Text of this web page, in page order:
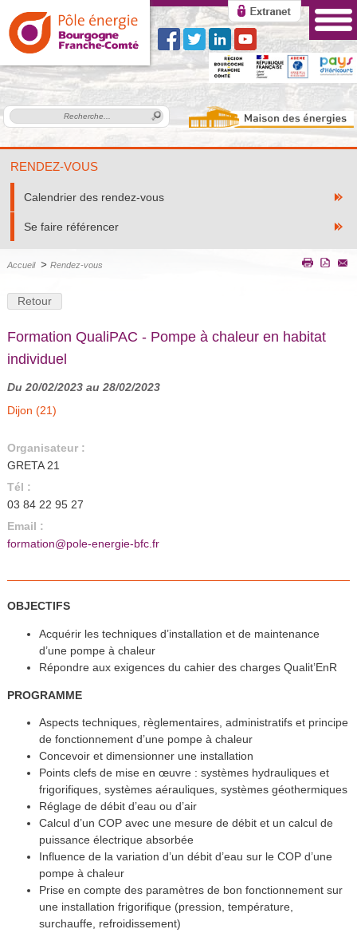
RENDEZ-VOUS
Calendrier des rendez-vous
Se faire référencer
Accueil > Rendez-vous
Retour
Formation QualiPAC - Pompe à chaleur en habitat
individuel
Du 20/02/2023 au 28/02/2023
Dijon (21)
Organisateur :
GRETA 21
Tél :
03 84 22 95 27
Email :
formation@pole-energie-bfc.fr
OBJECTIFS
Acquérir les techniques d’installation et de maintenance
d’une pompe à chaleur
Répondre aux exigences du cahier des charges Qualit’EnR
PROGRAMME
Aspects techniques, règlementaires, administratifs et principe
de fonctionnement d’une pompe à chaleur
Concevoir et dimensionner une installation
Points clefs de mise en œuvre : systèmes hydrauliques et
frigorifiques, systèmes aérauliques, systèmes géothermiques
Réglage de débit d’eau ou d’air
Calcul d’un COP avec une mesure de débit et un calcul de
puissance électrique absorbée
Influence de la variation d’un débit d’eau sur le COP d’une
pompe à chaleur
Prise en compte des paramètres de bon fonctionnement sur
une installation frigorifique (pression, température,
surchauffe, refroidissement)